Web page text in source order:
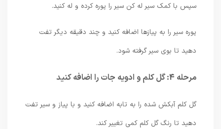
سپس با کمک سیر له کن سیر را پوره کرده و له کنید.
پوره سیر را به پیازها اضافه کنید و چند دقیقه دیگر تفت
دهید تا بوی سیر گرفته شود.
مرحله 4: گل کلم و ادویه جات را اضافه کنید
گل کلم آبکش شده را به تابه اضافه کنید و با پیاز و سیر تفت
دهید تا رنگ گل کلم کمی تغییر کند.